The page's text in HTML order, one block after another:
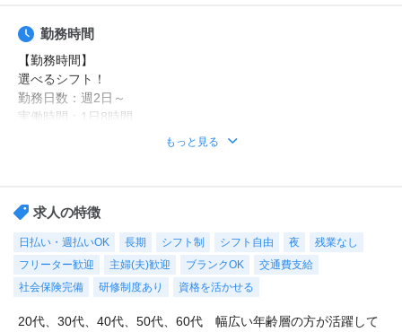
勤務時間
【勤務時間】
選べるシフト！
勤務日数：週2日～
実働時間：1日8時間
例えば・・・
9-18時（休憩1時間）
10-19時（休憩1時間）
18-翌12時（休憩2時間）
もっと見る
求人の特徴
日払い・週払いOK 長期 シフト制 シフト自由 夜
残業なし
フリーター歓迎
主婦(夫)歓迎 ブランクOK
交通費支給
社会保険完備
研修制度あり 資格を活かせる
20代、30代、40代、50代、60代 幅広い年齢層の方が活躍して